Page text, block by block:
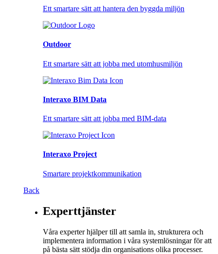
Ett smartare sätt att hantera den byggda miljön
Outdoor
Ett smartare sätt att jobba med utomhusmiljön
Interaxo BIM Data
Ett smartare sätt att jobba med BIM-data
Interaxo Project
Smartare projektkommunikation
Back
Experttjänster
Våra experter hjälper till att samla in, strukturera och
implementera information i våra systemlösningar för att
på bästa sätt stödja din organisations olika processer.